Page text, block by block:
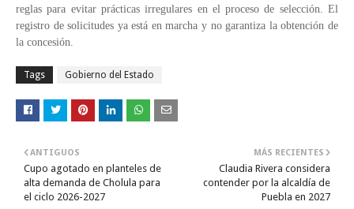
reglas para evitar prácticas irregulares en el proceso de selección. El
registro de solicitudes ya está en marcha y no garantiza la obtención de
la concesión.
Tags Gobierno del Estado
MÁS RECIENTES
Claudia Rivera considera
contender por la alcaldía de
Puebla en 2027
ANTIGUOS
Cupo agotado en planteles de
alta demanda de Cholula para
el ciclo 2026-2027